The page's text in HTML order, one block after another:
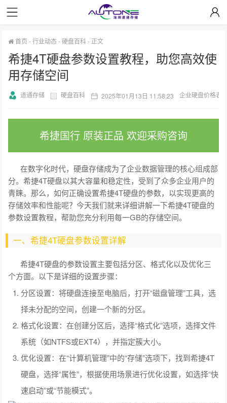
首页 -行业动态-硬盘百科- 正文
希捷4T硬盘参数设置教程，助您高效使
用存储空间
道通存储 硬盘百科 2025年01月13日 11:58:23 企业硬盘价格表
希捷国行 原装正品 欢迎采购咨询
在数字化时代，硬盘存储成为了企业数据管理的核心组成部
分。希捷4T硬盘以其大容量和稳定性，受到了众多企业用户的
青睐。那么，如何正确设置希捷4T硬盘的参数，以实现更高的
存储效率和性能呢？今天我们就来详细讲解一下希捷4T硬盘的
参数设置教程，帮助您充分利用每一GB的存储空间。
一、希捷4T硬盘参数设置详解
希捷4T硬盘的参数设置主要包括分区、格式化以及优化三
个方面。以下是详细的设置步骤：
分区设置：将硬盘连接至电脑后，打开“磁盘管理”工具，选
择未分配的空间，创建一个新的分区。
格式化设置：在创建分区后，选择“格式化”选项，选择文件
系统（如NTFS或EXT4），并指定簇大小。
优化设置：在“计算机管理”中的“存储”选项下，找到希捷4T
硬盘，选择“属性”，根据使用场景进行优化设置，如选择“快
速启动”或“节能模式”。